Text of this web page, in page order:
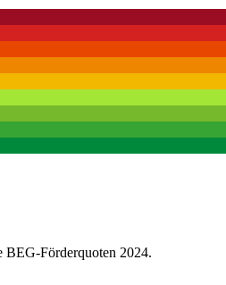
BEG-Förderquoten 2024.